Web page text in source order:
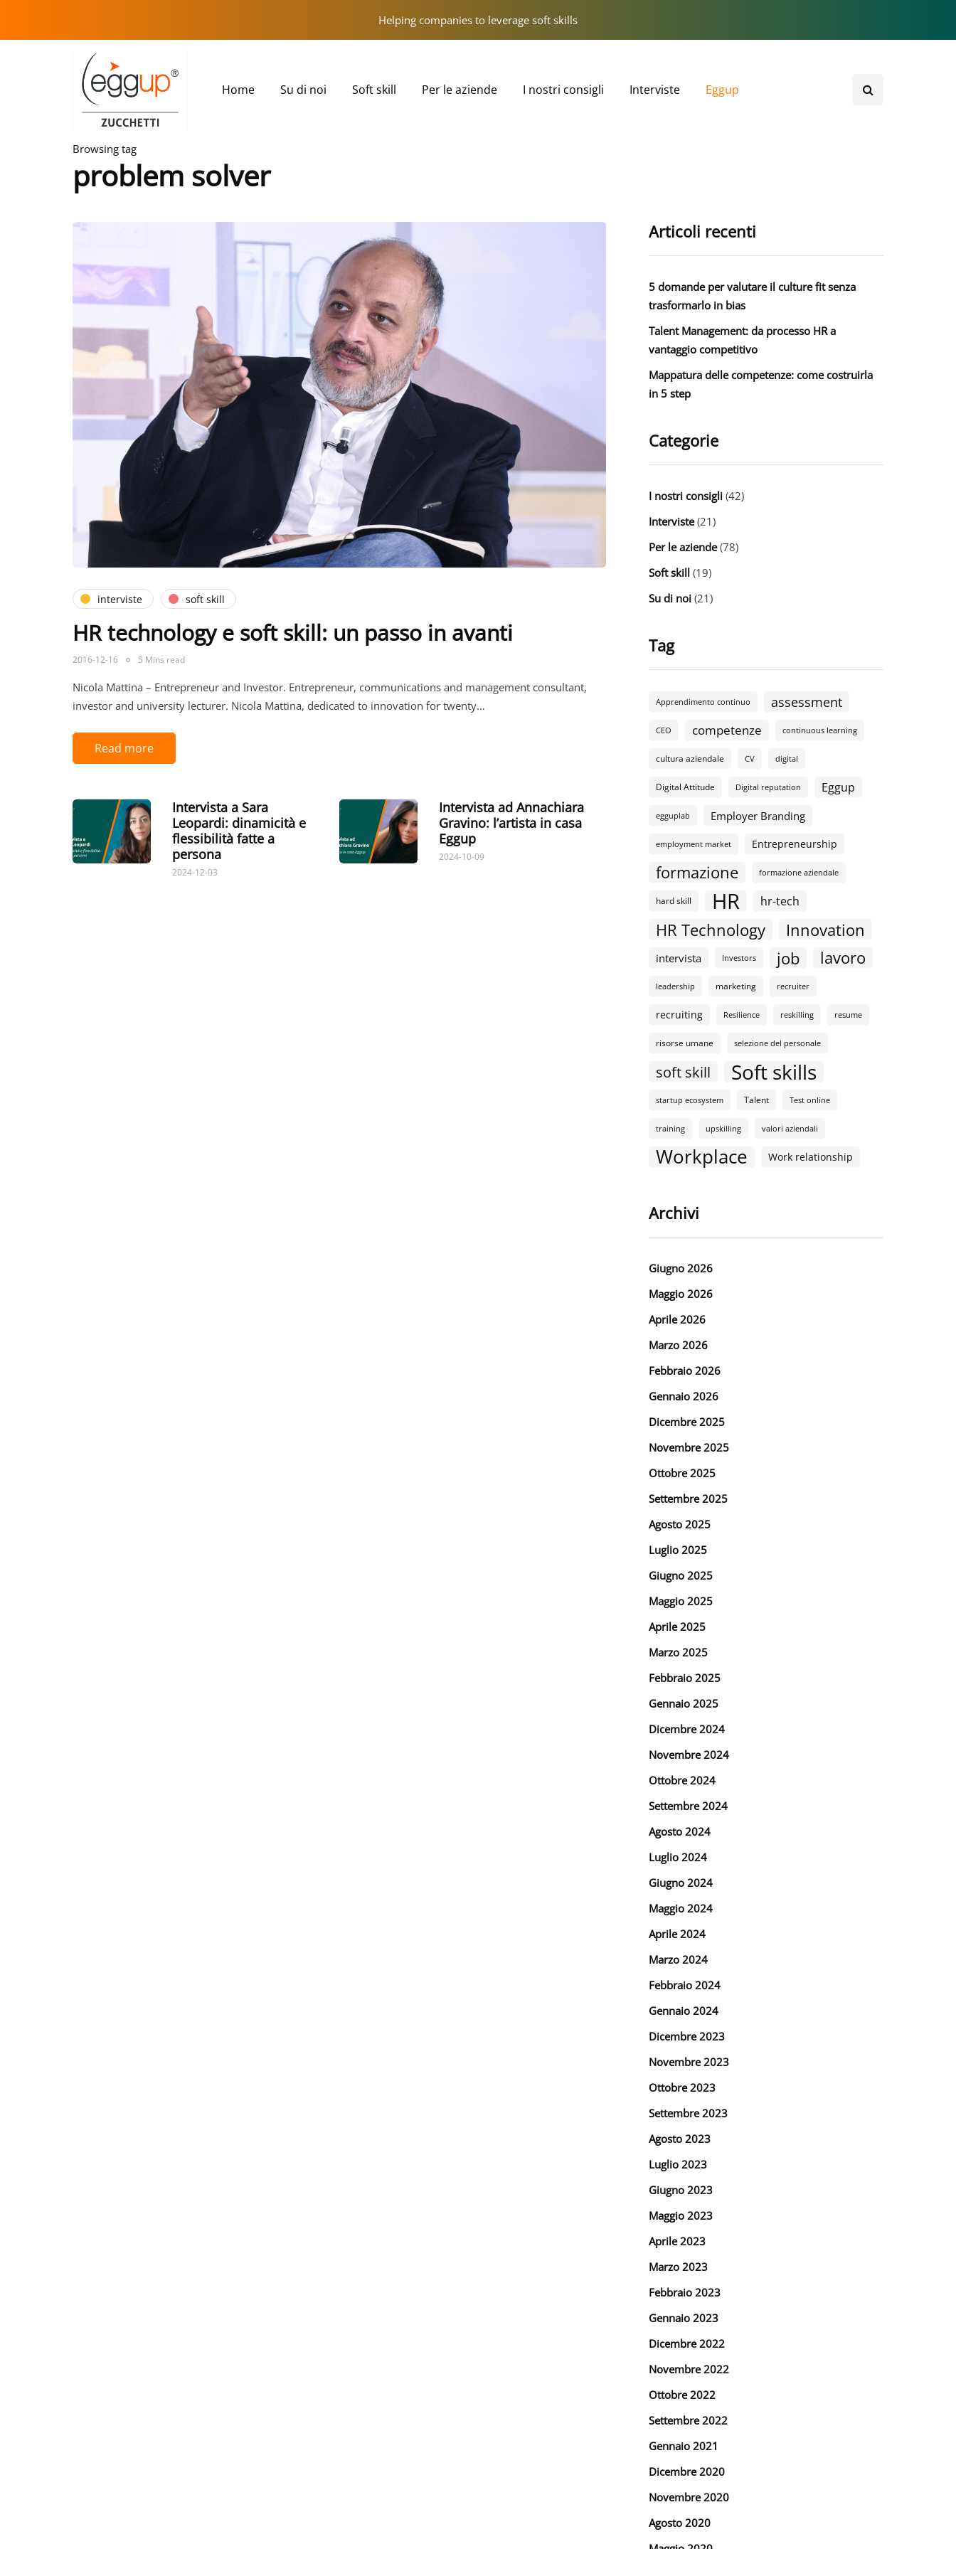
Helping companies to leverage soft skills
Home Su di noi Soft skill Per le aziende I nostri consigli Interviste Eggup
Browsing tag
problem solver
interviste soft skill
HR technology e soft skill: un passo in avanti
2016-12-16 5 Mins read
Nicola Mattina – Entrepreneur and Investor. Entrepreneur, communications and management consultant,
investor and university lecturer. Nicola Mattina, dedicated to innovation for twenty…
Read more
Intervista a Sara
Leopardi: dinamicità e
flessibilità fatte a
persona
2024-12-03
Intervista ad Annachiara
Gravino: l’artista in casa
Eggup
2024-10-09
Articoli recenti
5 domande per valutare il culture fit senza
trasformarlo in bias
Talent Management: da processo HR a
vantaggio competitivo
Mappatura delle competenze: come costruirla
in 5 step
Categorie
I nostri consigli (42)
Interviste(21)
Per le aziende(78)
Soft skill (19)
Su di noi (21)
Tag
Apprendimento continuo assessment
CEO competenze continuous learning
cultura aziendale CV digital
Digital Attitude Digital reputation Eggup
egguplab Employer Branding
employment market Entrepreneurship
formazione formazione aziendale
hard skill HR hr-tech
HR Technology Innovation
intervista Investors job lavoro
leadership marketing recruiter
recruiting Resilience reskilling resume
risorse umane selezione del personale
soft skill Soft skills
startup ecosystem Talent Test online
training upskilling valori aziendali
Workplace Work relationship
Archivi
Giugno 2026
Maggio 2026
Aprile 2026
Marzo 2026
Febbraio 2026
Gennaio 2026
Dicembre 2025
Novembre 2025
Ottobre 2025
Settembre 2025
Agosto 2025
Luglio 2025
Giugno 2025
Maggio 2025
Aprile 2025
Marzo 2025
Febbraio 2025
Gennaio 2025
Dicembre 2024
Novembre 2024
Ottobre 2024
Settembre 2024
Agosto 2024
Luglio 2024
Giugno 2024
Maggio 2024
Aprile 2024
Marzo 2024
Febbraio 2024
Gennaio 2024
Dicembre 2023
Novembre 2023
Ottobre 2023
Settembre 2023
Agosto 2023
Luglio 2023
Giugno 2023
Maggio 2023
Aprile 2023
Marzo 2023
Febbraio 2023
Gennaio 2023
Dicembre 2022
Novembre 2022
Ottobre 2022
Settembre 2022
Gennaio 2021
Dicembre 2020
Novembre 2020
Agosto 2020